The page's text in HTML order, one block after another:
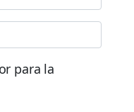
para la